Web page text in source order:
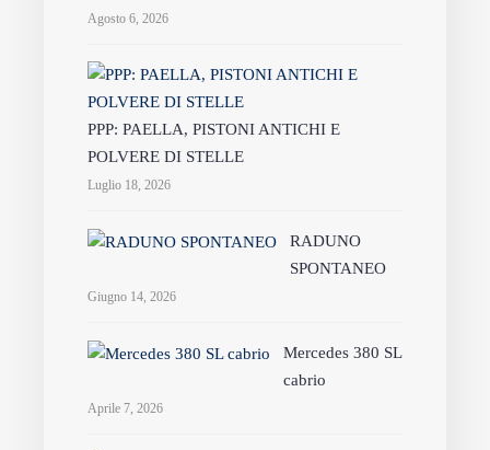
Agosto 6, 2026
PPP: PAELLA, PISTONI ANTICHI E
POLVERE DI STELLE
Luglio 18, 2026
RADUNO
SPONTANEO
Giugno 14, 2026
Mercedes 380 SL
cabrio
Aprile 7, 2026